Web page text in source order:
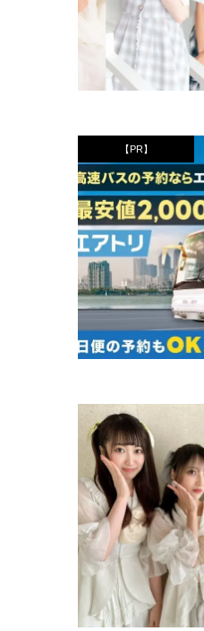
【PR】